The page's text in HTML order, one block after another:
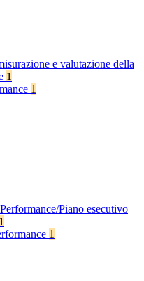
e valutazione della
1
1
Piano esecutivo
1
1